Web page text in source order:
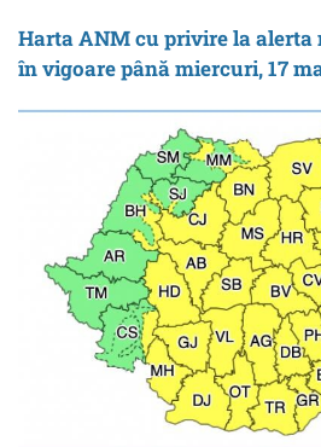
Harta ANM cu privire la alerta
în vigoare până miercuri, 17